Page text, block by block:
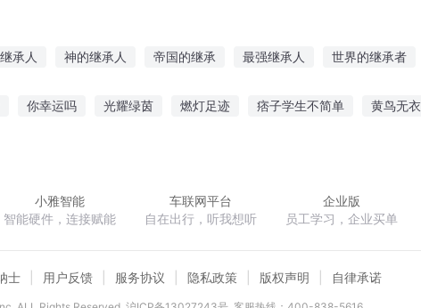
承人 神的继承人 帝国的继承 最强继承人 世界的继承者
你幸运吗 光耀绿茵 燃灯足迹 痞子学生不简单 黄鸟无衣
小雅智能
智能硬件，连接赋能
车联网平台
自在出行，听我想听
企业版
员工学习，企业买单
士 用户反馈 服务协议 隐私政策 版权声明 自律承诺